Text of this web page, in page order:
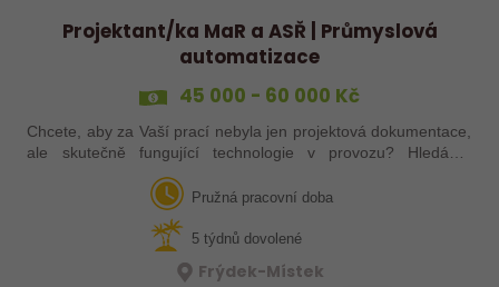
Projektant/ka MaR a ASŘ | Průmyslová
automatizace
45 000 - 60 000 Kč
Chcete, aby za Vaší prací nebyla jen projektová dokumentace,
ale skutečně fungující technologie v provozu? Hledáme
projektanta/ku MaR a ASŘ, který/á se bude podílet na návrhu
a realizaci průmyslových…Pružná pracovní doba
5 týdnů dovolené
Frýdek-Místek